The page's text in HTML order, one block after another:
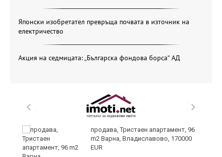
Японски изобретател превръща почвата в източник на
електричество
Акция на седмицата: „Българска фондова борса“ АД
продава, Тристаен апартамент, 96
m2 Варна, Владиславово, 170000
EUR